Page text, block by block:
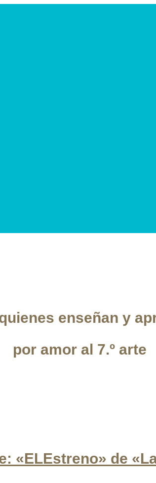
enseñan y
por amor al 7.º arte
«ELEstreno» de